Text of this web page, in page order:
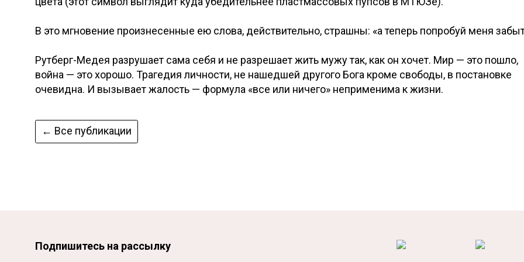
В это мгновение произнесенные ею слова, действительно, страшны: «а теперь попробуй меня
Рутберг-Медея разрушает сама себя и не разрешает жить мужу так, как он хочет. Мир — это пошло,
война — это хорошо. Трагедия личности, не нашедшей другого Бога кроме свободы, в постановке
очевидна. И вызывает жалость — формула «все или ничего» неприменима к жизни.
← Все публикации
Подпишитесь на рассылку